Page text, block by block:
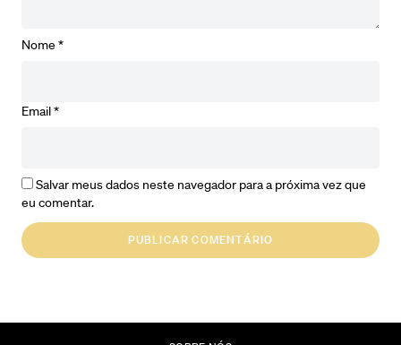
Nome *
Email*
Salvar meus dados neste navegador para a próxima vez que
eu comentar.